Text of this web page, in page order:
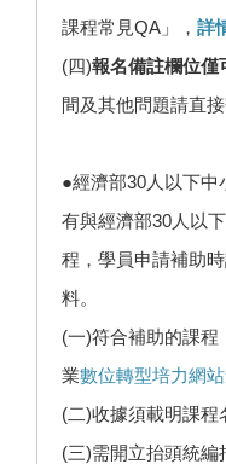
課程常見QA」， 詳
(四)報名備註欄位僅
間及其他問題請直
●經濟部30人以下中
有與經濟部30人以
程，學員申請補助
料。
(一)符合補助的課程
業數位轉型培力網
(二)收據須載明課程
(三)需開立抬頭統編